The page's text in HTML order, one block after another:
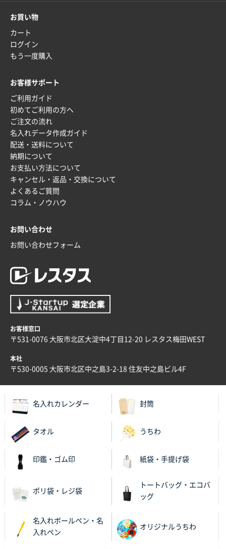
かったため
山口県P社様
【トートバッグ・エコバッグ】特別ご注文ページ
2026年01月09日 13:48
2025年12月25日 13:33
いつもきちんとしてる。
福島県W社様
A4バインダー(2ツ折)
以前の注文も含め価格と品質
青森県K社様
2025年12月24日 13:22
東京都M社様
枚
2025年12月22日 03:31
ワンポイント箔押し紙袋 M横サイズ(A4対応)
枚
短納期対応が素晴らしい
富山県O社様
100枚
安い、早い
埼玉県G社様
ラミネート紙袋 規格L4サイズ(B4対応)1000枚
お買い物
カート
ログイン
もう一度購入
お客様サポート
ご利用ガイド
初めてご利用の方へ
ご注文の流れ
名入れデータ作成ガイド
配送・送料について
納期について
お支払い方法について
キャンセル・返品・交換について
よくあるご質問
コラム・ノウハウ
お問い合わせ
お問い合わせフォーム
お客様窓口
〒531-0076 大阪市北区大淀中4丁目12-20 レスタス梅田WEST
本社
〒530-0005 大阪市北区中之島3-2-18 住友中之島ビル4F
名入れカレンダー 封筒
タオル うちわ
印鑑・ゴム印 紙袋・手提げ袋
ポリ袋・レジ袋
トートバッグ・エコバ
ッグ
名入れボールペン・名
入れペン
オリジナルうちわ